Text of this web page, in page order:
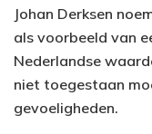
Johan Derksen
als voorbeeld van
Nederlandse
niet toegestaan
gevoeligheden.